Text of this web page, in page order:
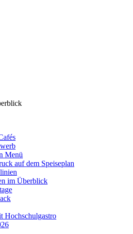
Menü
auf dem Speiseplan
im Überblick
Hochschulgastro